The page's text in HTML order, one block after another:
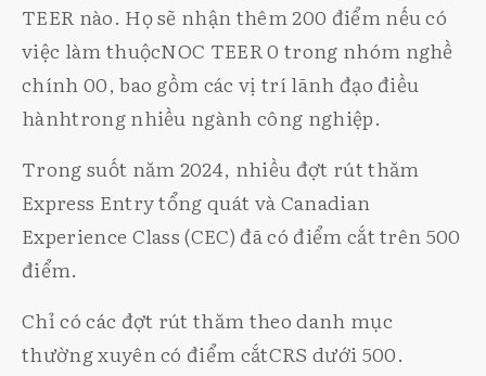
TEER nào. Họ sẽ nhận thêm 200 điểm nếu có
việc làm thuộcNOC TEER 0 trong nhóm nghề
chính 00, bao gồm các vị trí lãnh đạo điều
hànhtrong nhiều ngành công nghiệp.
Trong suốt năm 2024, nhiều đợt rút thăm
Express Entry tổng quát và Canadian
Experience Class (CEC) đã có điểm cắt trên 500
điểm.
Chỉ có các đợt rút thăm theo danh mục
thường xuyên có điểm cắtCRS dưới 500.